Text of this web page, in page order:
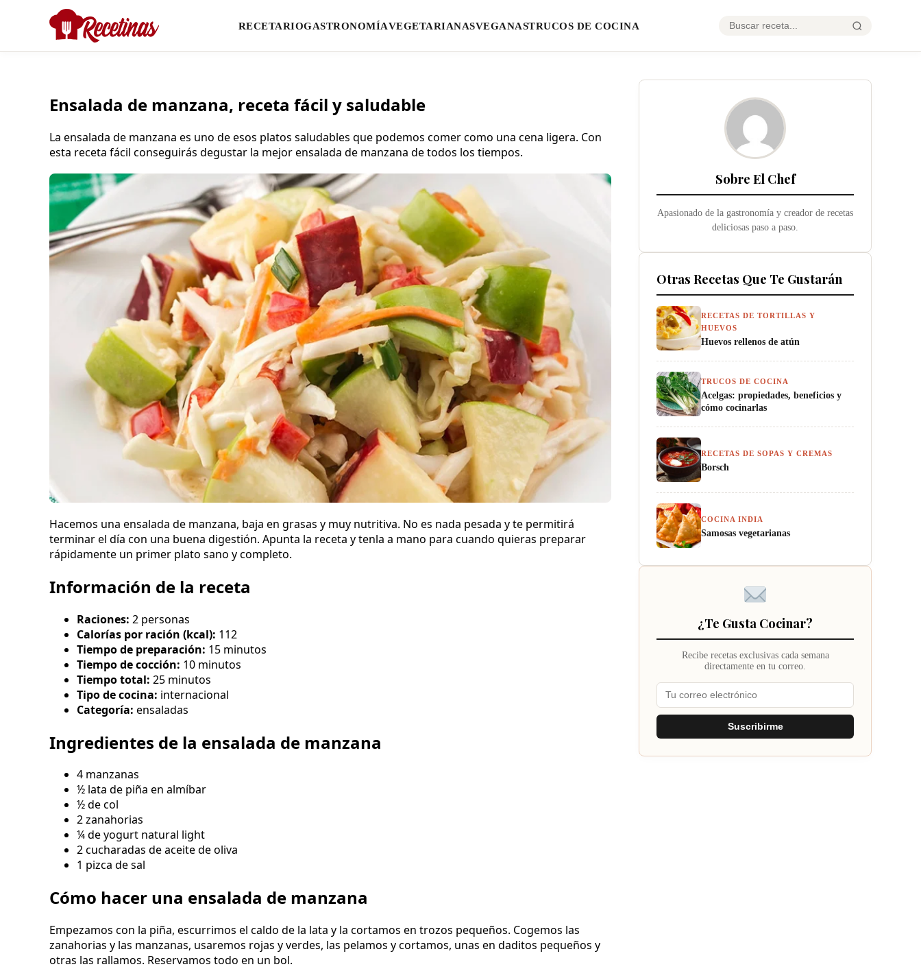
RECETARIOGASTRONOMÍAVEGETARIANASVEGANASTRUCOS DE COCINA
Ensalada de manzana, receta fácil y saludable
La ensalada de manzana es uno de esos platos saludables que podemos comer como una cena ligera. Con
esta receta fácil conseguirás degustar la mejor ensalada de manzana de todos los tiempos.
Hacemos una ensalada de manzana, baja en grasas y muy nutritiva. No es nada pesada y te permitirá
terminar el día con una buena digestión. Apunta la receta y tenla a mano para cuando quieras preparar
rápidamente un primer plato sano y completo.
Información de la receta
Raciones: 2 personas
Calorías por ración (kcal): 112
Tiempo de preparación: 15 minutos
Tiempo de cocción: 10 minutos
Tiempo total: 25 minutos
Tipo de cocina: internacional
Categoría: ensaladas
Ingredientes de la ensalada de manzana
4 manzanas
½ lata de piña en almíbar
½ de col
2 zanahorias
¼ de yogurt natural light
2 cucharadas de aceite de oliva
1 pizca de sal
Cómo hacer una ensalada de manzana
Empezamos con la piña, escurrimos el caldo de la lata y la cortamos en trozos pequeños. Cogemos las
zanahorias y las manzanas, usaremos rojas y verdes, las pelamos y cortamos, unas en daditos pequeños y
otras las rallamos. Reservamos todo en un bol.
Sobre El Chef
Apasionado de la gastronomía y creador de recetas
deliciosas paso a paso.
Otras Recetas Que Te Gustarán
RECETAS DE TORTILLAS Y
HUEVOS
Huevos rellenos de atún
TRUCOS DE COCINA
Acelgas: propiedades, beneficios y
cómo cocinarlas
RECETAS DE SOPAS Y CREMAS
Borsch
COCINA INDIA
Samosas vegetarianas
¿Te Gusta Cocinar?
Recibe recetas exclusivas cada semana
directamente en tu correo.
Suscribirme